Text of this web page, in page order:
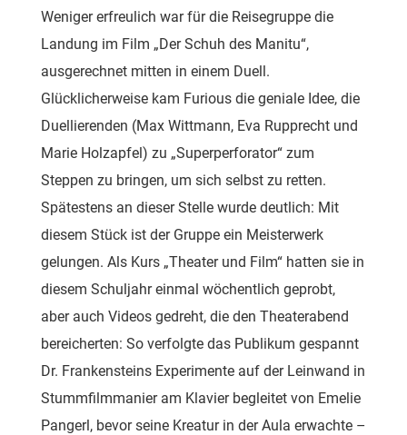
Weniger erfreulich war für die Reisegruppe die
Landung im Film „Der Schuh des Manitu“,
ausgerechnet mitten in einem Duell.
Glücklicherweise kam Furious die geniale Idee, die
Duellierenden (Max Wittmann, Eva Rupprecht und
Marie Holzapfel) zu „Superperforator“ zum
Steppen zu bringen, um sich selbst zu retten.
Spätestens an dieser Stelle wurde deutlich: Mit
diesem Stück ist der Gruppe ein Meisterwerk
gelungen. Als Kurs „Theater und Film“ hatten sie in
diesem Schuljahr einmal wöchentlich geprobt,
aber auch Videos gedreht, die den Theaterabend
bereicherten: So verfolgte das Publikum gespannt
Dr. Frankensteins Experimente auf der Leinwand in
Stummfilmmanier am Klavier begleitet von Emelie
Pangerl, bevor seine Kreatur in der Aula erwachte –